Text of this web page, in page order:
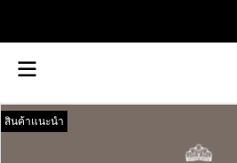
สินค้าแนะนำ